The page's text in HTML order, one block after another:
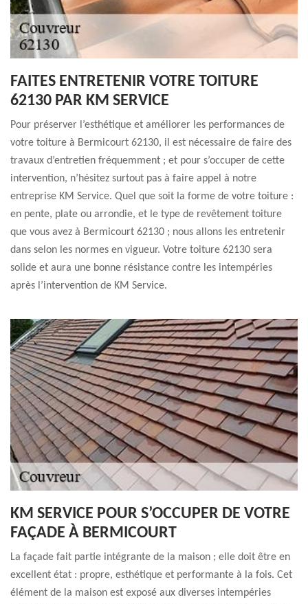
FAITES ENTRETENIR VOTRE TOITURE
62130 PAR KM SERVICE
Pour préserver l’esthétique et améliorer les performances de
votre toiture à Bermicourt 62130, il est nécessaire de faire des
travaux d’entretien fréquemment ; et pour s’occuper de cette
intervention, n’hésitez surtout pas à faire appel à notre
entreprise KM Service. Quel que soit la forme de votre toiture :
en pente, plate ou arrondie, et le type de revêtement toiture
que vous avez à Bermicourt 62130 ; nous allons les entretenir
dans selon les normes en vigueur. Votre toiture 62130 sera
solide et aura une bonne résistance contre les intempéries
après l’intervention de KM Service.
KM SERVICE POUR S’OCCUPER DE VOTRE
FAÇADE À BERMICOURT
La façade fait partie intégrante de la maison ; elle doit être en
excellent état : propre, esthétique et performante à la fois. Cet
élément de la maison est exposé aux diverses intempéries